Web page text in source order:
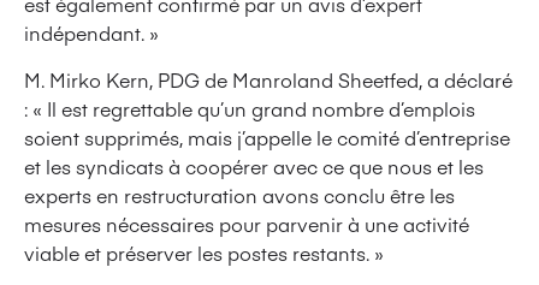
indépendant. »
M. Mirko Kern, PDG de Manroland Sheetfed, a déclaré
: « Il est regrettable qu’un grand nombre d’emplois
soient supprimés, mais j’appelle le comité d’entreprise
et les syndicats à coopérer avec ce que nous et les
experts en restructuration avons conclu être les
mesures nécessaires pour parvenir à une activité
viable et préserver les postes restants. »